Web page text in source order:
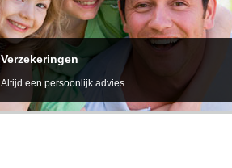
Verzekeringen
Altijd een persoonlijk advies.